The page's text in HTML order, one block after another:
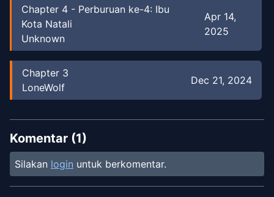
Chapter 4 - Perburuan ke-4: Ibu
Kota Natali
Unknown
Apr 14,
2025
Chapter 3
LoneWolf
Dec 21, 2024
Komentar (1)
Silakan login untuk berkomentar.